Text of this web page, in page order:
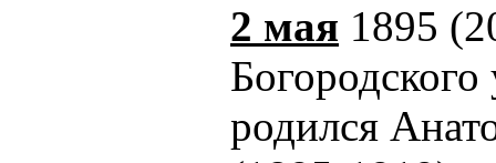
2 мая 1895
родился